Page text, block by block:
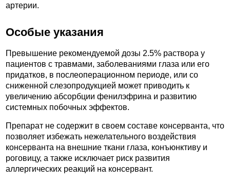
артерии.
Особые указания
Превышение рекомендуемой дозы 2.5% раствора у
пациентов с травмами, заболеваниями глаза или его
придатков, в послеоперационном периоде, или со
сниженной слезопродукцией может приводить к
увеличению абсорбции фенилэфрина и развитию
системных побочных эффектов.
Препарат не содержит в своем составе консерванта, что
позволяет избежать нежелательного воздействия
консерванта на внешние ткани глаза, конъюнктиву и
роговицу, а также исключает риск развития
аллергических реакций на консервант.